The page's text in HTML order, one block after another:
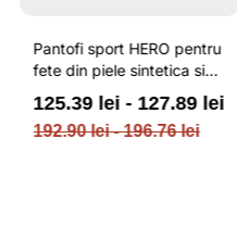
Pantofi sport HERO pentru
fete din piele sintetica si
elemente textile / 4F
JUNIOR
192.90 lei - 196.76 lei
125.39 lei - 127.89 lei